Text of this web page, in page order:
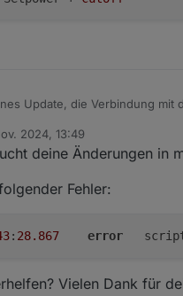
tibberID, change: "ne"
Modul.
RegulateID =
Update, die Verbindung mit
true,
20,
> currentPVinput)
2024, 13:49
deine Änderungen in
Fehler:
: 28.867 error
Vielen Dank für